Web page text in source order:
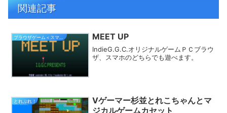
関連記事
ブラウザゲーム＜スマホ対応＞ MEET UP
IndieG.G.C.オリジナルゲームＰＣブラウ
ザ、スマホのどちらでも遊べます。
とれぷれ！
Vゲーマー杉並とれこちゃんとマ
ジカルゲームカセット